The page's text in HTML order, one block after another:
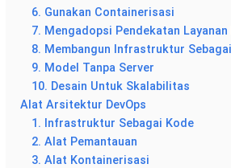
6. Gunakan Containerisasi
7. Mengadopsi Pendekatan
8. Membangun Infrastruktur
9. Model Tanpa Server
10. Desain Untuk Skalabilitas
Alat Arsitektur DevOps
1. Infrastruktur Sebagai Kode
2. Alat Pemantauan
3. Alat Kontainerisasi